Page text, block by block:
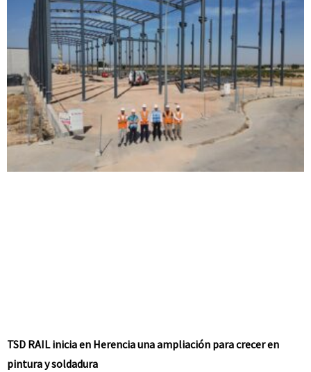
TSD RAIL inicia en Herencia una ampliación para crecer en
pintura y soldadura